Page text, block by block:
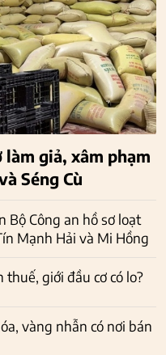
giả, xâm phạm
Séng Cù
Bộ Công an hồ sơ loạt
Mạnh Hải và Mi Hồng
giới đầu cơ có lo?
vàng nhẫn có nơi bán